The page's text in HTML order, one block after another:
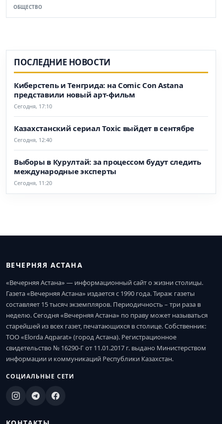
ОБЩЕСТВО
ПОСЛЕДНИЕ НОВОСТИ
Киберстепь и Тенгрида: на Comic Con Astana
представили новый арт-фильм
Сегодня, 17:10
Казахстанский сериал Toxic выйдет в сентябре
Сегодня, 12:40
Выборы в Курултай: за процессом будут следить
международные эксперты
Сегодня, 11:20
ВЕЧЕРНЯЯ АСТАНА
«Вечерняя Астана» — информационный сайт о жизни столицы.
Газета «Вечерняя Астана» издается с 1990 года. Тираж газеты
составляет 15 тысяч экземпляров. Периодичность – три раза в
неделю. Сегодня «Вечерняя Астана» по праву может называться
старейшей из всех газет, печатающихся в столице. Собственник:
ТОО «Elorda Aqparat» (город Астана). Регистрационное
свидетельство № 16290-Г от 11.01.2017 г. выдано Министерством
информации и коммуникаций Республики Казахстан.
СОЦИАЛЬНЫЕ СЕТИ